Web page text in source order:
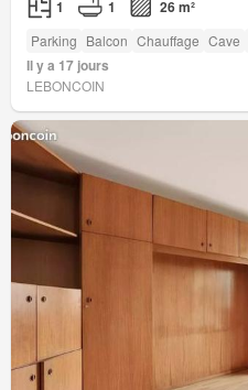
1 1 26 m²
Parking Balcon Chauffage Cave
Il y a 17 jours
LEBONCOIN